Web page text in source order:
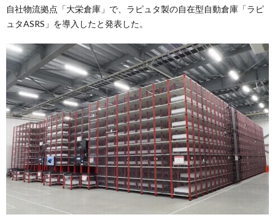
自社物流拠点「大栄倉庫」で、ラピュタ製の自在型自動倉庫「ラピ
ュタASRS」を導入したと発表した。